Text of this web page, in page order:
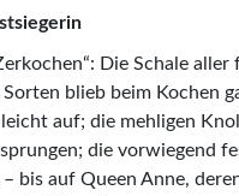
Die Schale aller
blieb beim Kochen
auf; die mehligen
die vorwiegend
bis auf Queen Anne,